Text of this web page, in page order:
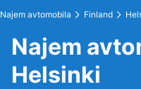
Najem avtomobila Finland
Najem
Helsinki